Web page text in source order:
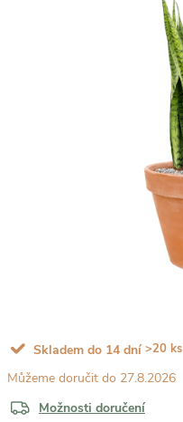
Skladem do 14 dní >20 ks
27.8.2026
Možnosti doručení